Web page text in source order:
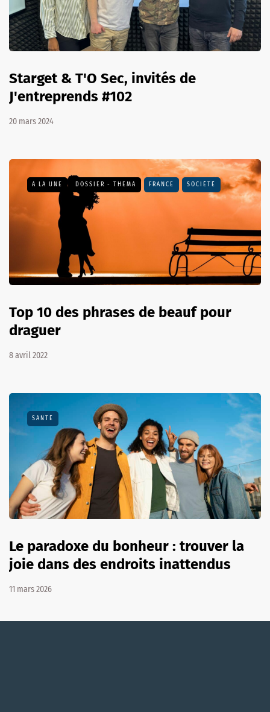
Starget & T'O Sec, invités de
J'entreprends #102
20 mars 2024
A LA UNE DOSSIER - THEMA FRANCE SOCIÉTÉ
Top 10 des phrases de beauf pour
draguer
8 avril 2022
SANTÉ
Le paradoxe du bonheur : trouver la
joie dans des endroits inattendus
11 mars 2026